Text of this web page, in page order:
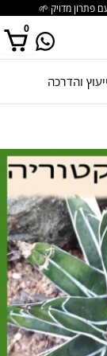
פתרון מדויק 🌱
0
בסל הקניות.
ייעוץ והדרכה